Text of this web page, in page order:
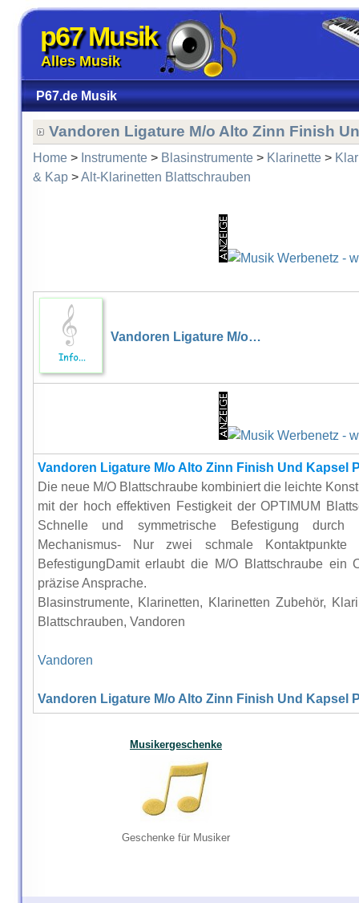
p67 Musik
Alles Musik
P67.de Musik
Vandoren Ligature M/o Alto Zinn Finish
Home> Instrumente> Blasinstrumente> Klarinette>
& Kap>Alt-Klarinetten Blattschrauben
Vandoren Ligature M/o…
Vandoren Ligature M/o Alto Zinn Finish Und Kapsel
Die neue M/O Blattschraube kombiniert die leichte
mit der hoch effektiven Festigkeit der OPTIMUM
Schnelle und symmetrische Befestigung durch
Mechanismus- Nur zwei schmale
BefestigungDamit erlaubt die M/O Blattschraube
präzise Ansprache.
Blasinstrumente, Klarinetten, Klarinetten Zubehör,
Blattschrauben, Vandoren
Vandoren
Vandoren Ligature M/o Alto Zinn Finish Und Kapsel
Musikergeschenke
Geschenke für Musiker